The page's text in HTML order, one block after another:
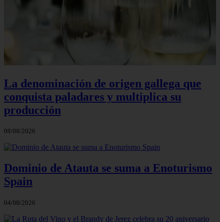
La denominación de origen gallega que
conquista paladares y multiplica su
producción
08/08/2026
Dominio de Atauta se suma a Enoturismo
Spain
04/08/2026